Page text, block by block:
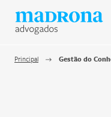
Hub Madrona
Principal Gestão do